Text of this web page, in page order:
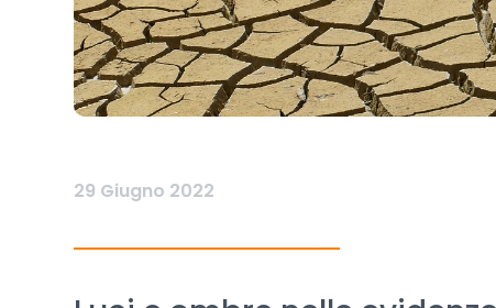
29 Giugno 2022